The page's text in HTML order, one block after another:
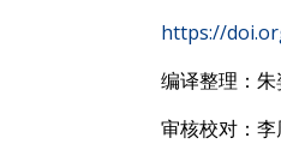
https://
编译整理：
审核校对：